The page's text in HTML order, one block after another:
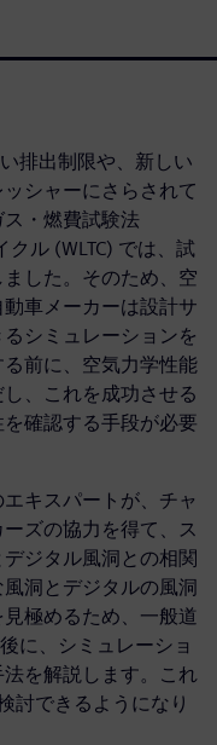
排出制限や、新しい
シャーにさらされて
・燃費試験法
ル (WLTC) では、試
した。そのため、空
車メーカーは設計サ
シミュレーションを
前に、空気力学性能
、これを成功させる
確認する手段が必要
キスパートが、チャ
ズの協力を得て、ス
ジタル風洞との相関
洞とデジタルの風洞
極めるため、一般道
に、シミュレーショ
を解説します。これ
討できるようになり